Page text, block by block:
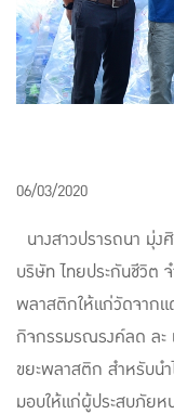
TL Learning
06/03/2020
นางสาวปรารถนา มุ่
บริษัท ไทยประกันชีวิต
พลาสติกให้แก่วัดจาก
กิจกรรมรณรงค์ลด ละ
ขยะพลาสติก สำหรับน
มอบให้แก่ผู้ประสบภัยห